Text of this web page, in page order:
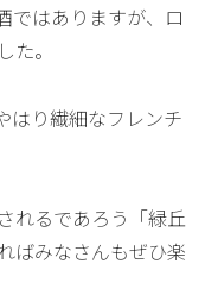
ではありますが、ロ
。
はり繊細なフレンチ
れるであろう「緑丘
ばみなさんもぜひ楽